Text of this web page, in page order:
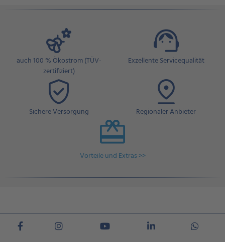
auch 100 % Ökostrom (TÜV-
zertifiziert)
Exzellente Servicequalität
Sichere Versorgung Regionaler Anbieter
Vorteile und Extras >>